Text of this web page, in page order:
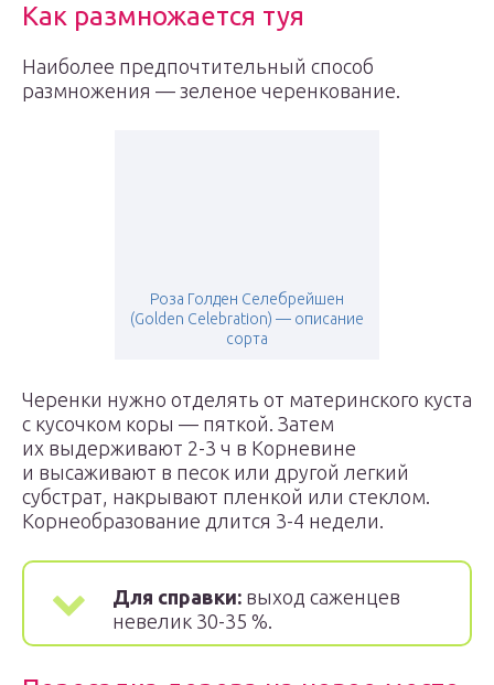
Как размножается туя
Наиболее предпочтительный способ
размножения — зеленое черенкование.
Роза Голден Селебрейшен
(Golden Celebration) — описание
сорта
Черенки нужно отделять от материнского куста
с кусочком коры — пяткой. Затем
их выдерживают 2-3 ч в Корневине
и высаживают в песок или другой легкий
субстрат, накрывают пленкой или стеклом.
Корнеобразование длится 3-4 недели.
Для справки: выход саженцев
невелик 30-35 %.